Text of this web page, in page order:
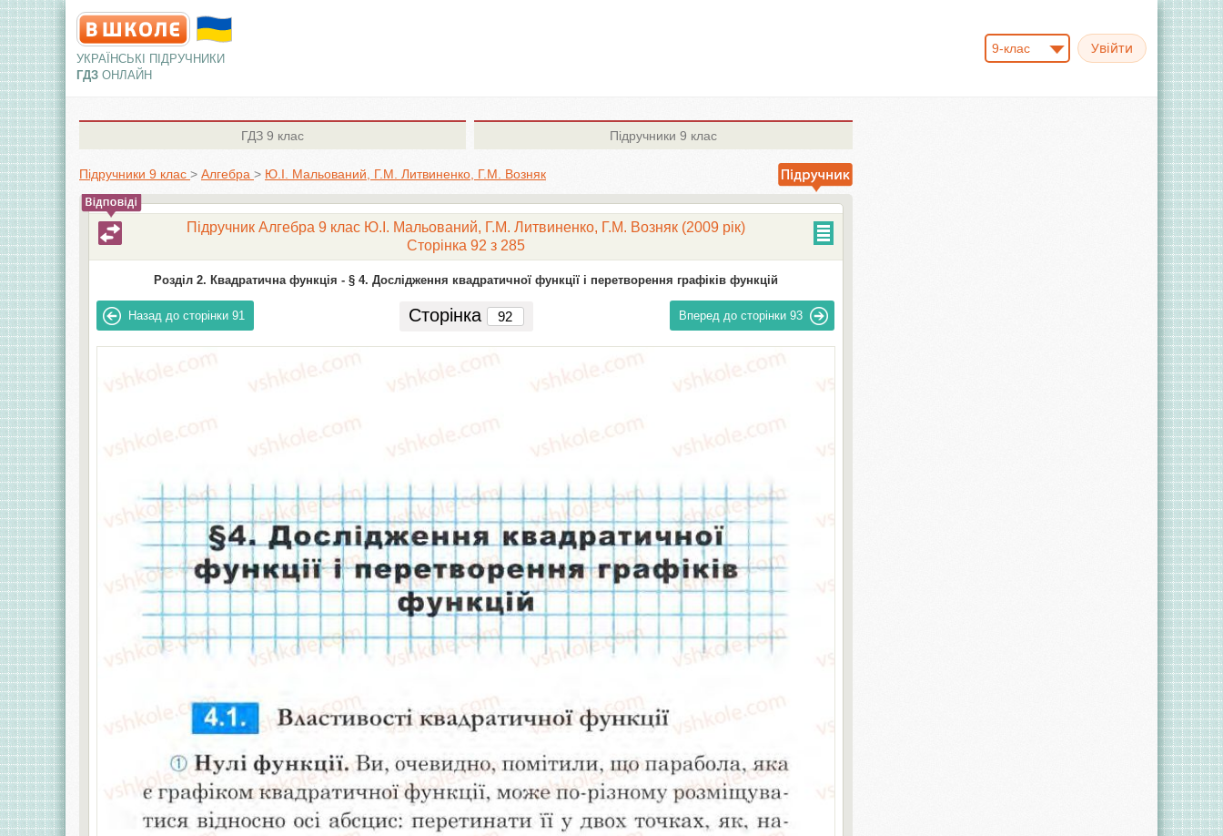
УКРАЇНСЬКІ ПІДРУЧНИКИ
ГДЗ ОНЛАЙН
9-клас
ГДЗ 9 клас Підручники 9 клас
Підручники 9 клас > Алгебра > Ю.І. Мальований, Г.М. Литвиненко, Г.М. Возняк
Підручник Алгебра 9 клас Ю.І. Мальований, Г.М. Литвиненко, Г.М. Возняк (2009 рік)
Сторінка 92 з 285
Розділ 2. Квадратична функція - § 4. Дослідження квадратичної функції і перетворення графіків функцій
Назад до сторінки 91 Сторінка Вперед до сторінки 93